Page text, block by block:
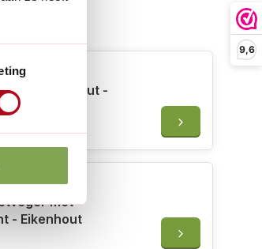
9,6
1 stuk
Laarzenrek
voor hout -
met
- Eikenhout